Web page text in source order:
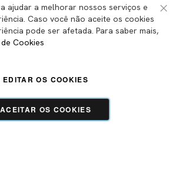
ajudar a melhorar nossos serviços e
Caso você não aceite os cookies
pode ser afetada. Para saber mais,
Cookies
ACEITAR OS COOKIES
EDITAR OS COOKIES